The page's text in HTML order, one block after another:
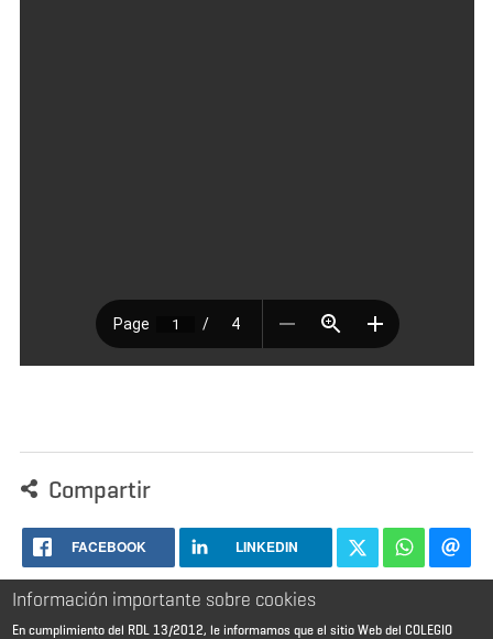
Compartir
FACEBOOK LINKEDIN
Información importante sobre cookies
En cumplimiento del RDL 13/2012, le informamos que el sitio Web del COLEGIO